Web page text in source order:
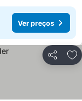
Ver preços
Partilhar